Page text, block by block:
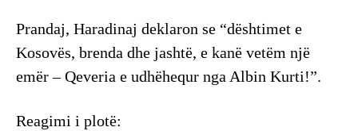
Prandaj, Haradinaj deklaron se “dështimet e
Kosovës, brenda dhe jashtë, e kanë vetëm një
emër – Qeveria e udhëhequr nga Albin Kurti!”.
Reagimi i plotë: